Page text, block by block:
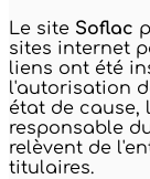
Le site Soflac
sites internet
liens ont été
l'autorisation
état de cause,
responsable
relèvent de
titulaires.